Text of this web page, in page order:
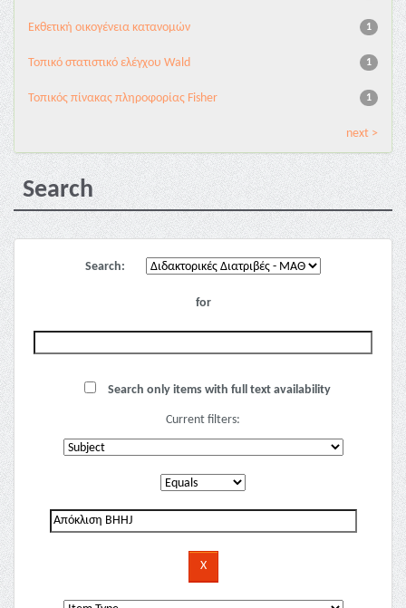
1
Εκθετική οικογένεια κατανομών
1
Τοπικό στατιστικό ελέγχου Wald
1
Τοπικός πίνακας πληροφορίας Fisher
next >
Search
Search:
for
Search only items with full text availability
Current filters: